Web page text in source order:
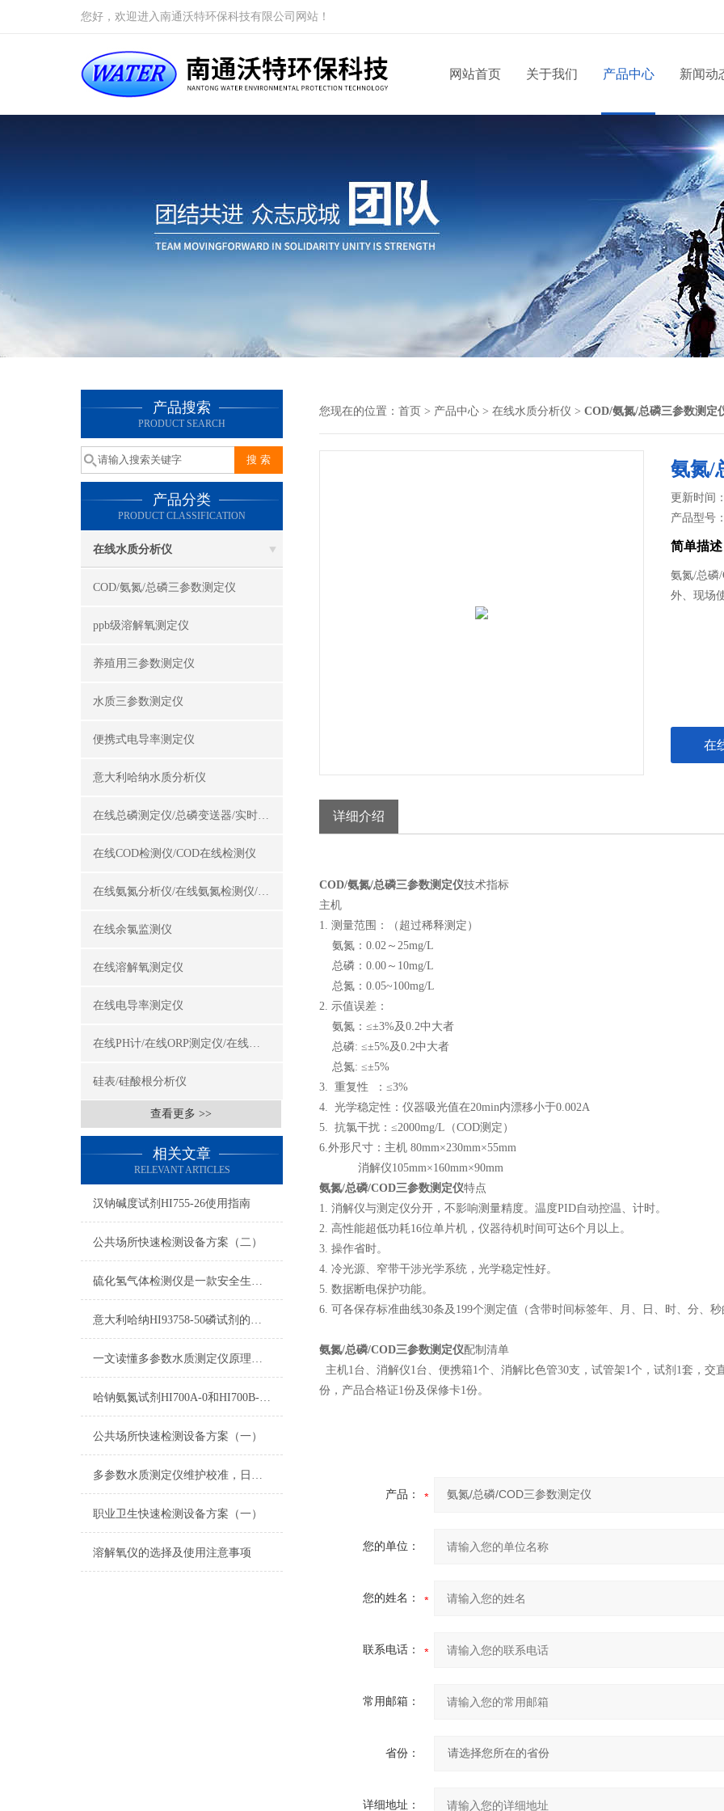
您好，欢迎进入南通沃特环保科技有限公司网站！
网站首页 关于我们 产品中心 新闻动
产品搜索
PRODUCT SEARCH
产品分类
PRODUCT CLASSIFICATION
在线水质分析仪
COD/氨氮/总磷三参数测定仪
ppb级溶解氧测定仪
养殖用三参数测定仪
水质三参数测定仪
便携式电导率测定仪
意大利哈纳水质分析仪
在线总磷测定仪/总磷变送器/实时总磷监测仪
在线COD检测仪/COD在线检测仪
在线氨氮分析仪/在线氨氮检测仪/氨氮变送器
在线余氯监测仪
在线溶解氧测定仪
在线电导率测定仪
在线PH计/在线ORP测定仪/在线酸碱度计
硅表/硅酸根分析仪
查看更多 >>
相关文章
RELEVANT ARTICLES
汉钠碱度试剂HI755-26使用指南
公共场所快速检测设备方案（二）
硫化氢气体检测仪是一款安全生产的重要监测仪表
意大利哈纳HI93758-50磷试剂的区别
一文读懂多参数水质测定仪原理：COD、氨氮、总磷同步检测技术解析
哈钠氨氮试剂HI700A-0和HI700B-0使用方法
公共场所快速检测设备方案（一）
多参数水质测定仪维护校准，日常清洁光路校准耗材更换故障排查方法
职业卫生快速检测设备方案（一）
溶解氧仪的选择及使用注意事项
您现在的位置： 首页 > 产品中心 > 在线水质分析仪 > COD/氨氮/总磷三参数测定
氨氮/
更新时间
产品型号
简单描述
氨氮/总磷
外、现场
在
详细介绍
COD/氨氮/总磷三参数测定仪技术指标
主机
1. 测量范围：（超过稀释测定）
氨氮：0.02～25mg/L
总磷：0.00～10mg/L
总氮：0.05~100mg/L
2. 示值误差：
氨氮：≤±3%及0.2中大者
总磷: ≤±5%及0.2中大者
总氮: ≤±5%
3. 重复性 ：≤3%
4. 光学稳定性：仪器吸光值在20min内漂移小于0.002A
5. 抗氯干扰：≤2000mg/L（COD测定）
6.外形尺寸：主机 80mm×230mm×55mm
消解仪105mm×160mm×90mm
氨氮/总磷/COD三参数测定仪特点
1. 消解仪与测定仪分开，不影响测量精度。温度PID自动控温、计时。
2. 高性能超低功耗16位单片机，仪器待机时间可达6个月以上。
3. 操作省时。
4. 冷光源、窄带干涉光学系统，光学稳定性好。
5. 数据断电保护功能。
6. 可各保存标准曲线30条及199个测定值（含带时间标签年、月、日、时、分、秒
氨氮/总磷/COD三参数测定仪配制清单
主机1台、消解仪1台、便携箱1个、消解比色管30支，试管架1个，试剂1套，
份，产品合格证1份及保修卡1份。
产品：
您的单位：
您的姓名：
联系电话：
常用邮箱：
省份：
详细地址：